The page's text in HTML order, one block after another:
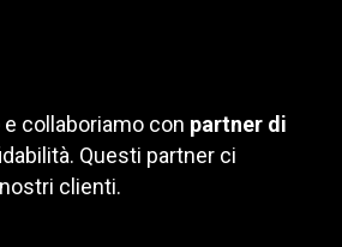
e collaboriamo con partner di
Questi partner ci
clienti.